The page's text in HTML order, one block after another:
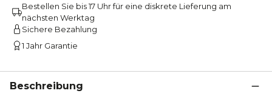
Bestellen Sie bis 17 Uhr für eine diskrete Lieferung am
nächsten Werktag
Sichere Bezahlung
1 Jahr Garantie
Beschreibung